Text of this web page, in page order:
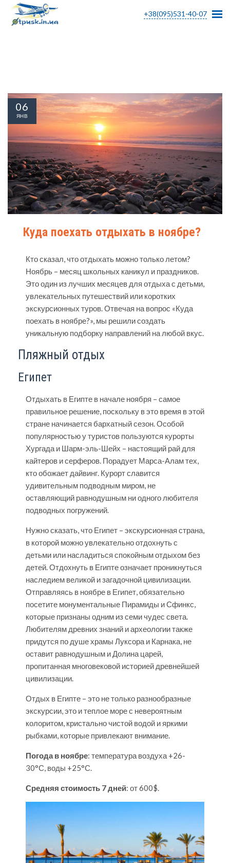
+38(095)531-40-07
Куда поехать отдыхать в ноябре?
Кто сказал, что отдыхать можно только летом?
Ноябрь – месяц школьных каникул и праздников.
Это один из лучших месяцев для отдыха с детьми,
увлекательных путешествий или коротких
экскурсионных туров. Отвечая на вопрос «Куда
поехать в ноябре?», мы решили создать
уникальную подборку направлений на любой вкус.
Пляжный отдых
Египет
Отдыхать в Египте в начале ноября – самое
правильное решение, поскольку в это время в этой
стране начинается бархатный сезон. Особой
популярностью у туристов пользуются курорты
Хургада и Шарм-эль-Шейх – настоящий рай для
кайтеров и серферов. Порадует Марса-Алам тех,
кто обожает дайвинг. Курорт славится
удивительным подводным миром, не
оставляющий равнодушным ни одного любителя
подводных погружений.
Нужно сказать, что Египет – экскурсионная страна,
в которой можно увлекательно отдохнуть с
детьми или насладиться спокойным отдыхом без
детей. Отдохнуть в Египте означает проникнуться
наследием великой и загадочной цивилизации.
Отправляясь в ноябре в Египет, обязательно
посетите монументальные Пирамиды и Сфинкс,
которые признаны одним из семи чудес света.
Любителям древних знаний и археологии также
придутся по душе храмы Луксора и Карнака, не
оставит равнодушным и Долина царей,
пропитанная многовековой историей древнейшей
цивилизации.
Отдых в Египте – это не только разнообразные
экскурсии, это и теплое море с невероятным
колоритом, кристально чистой водой и яркими
рыбками, которые привлекают внимание.
Погода в ноябре: температура воздуха +26-
30°С, воды +25°С.
Средняя стоимость 7 дней: от 600$.
06
ЯНВ